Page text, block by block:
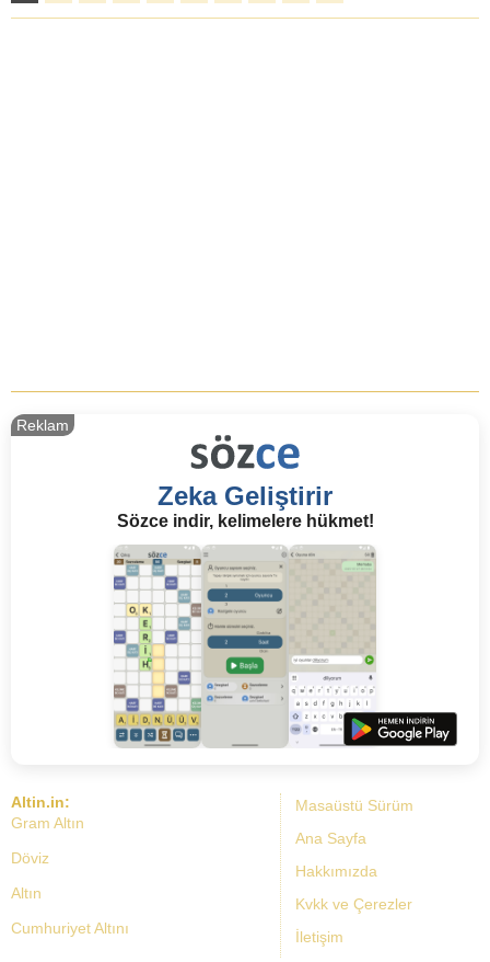
Zeka Geliştirir
Sözce indir, kelimelere hükmet!
Reklam
Masaüstü Sürüm
Ana Sayfa
Hakkımızda
Kvkk ve Çerezler
İletişim
Altin.in:
Gram Altın
Döviz
Altın
Cumhuriyet Altını